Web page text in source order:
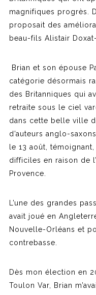
magnifiques progrès.
proposait des
beau-fils Alistair
Brian et son épouse
catégorie désormais
des Britanniques qui
retraite sous le ciel
dans cette belle ville
d’auteurs anglo-
le 13 août,
difficiles en raison de
Provence.
L’une des grandes
avait joué en
Nouvelle-Orléans et
contrebasse.
Dès mon élection en
Toulon Var, Brian